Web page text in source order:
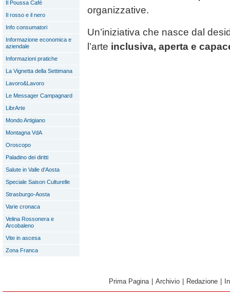
Il Poussa Café
Il rosso e il nero
Info consumatori
Informazione economica e
aziendale
Informazioni pratiche
La Vignetta della Settimana
Lavoro&Lavoro
Le Messager Campagnard
LibrArte
Mondo Artigiano
Montagna VdA
Oroscopo
Paladino dei diritti
Salute in Valle d'Aosta
Speciale Saison Culturelle
Strasburgo-Aosta
Varie cronaca
Velina Rossonera e
Arcobaleno
Vite in ascesa
Zona Franca
organizzative.
Un’iniziativa che nasce dal
l’arte inclusiva, aperta e
Prima Pagina Archivio Redazione